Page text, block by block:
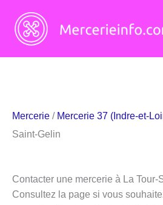
contenu
Mercerie / Mercerie 37 (Indre-et-
Saint-Gelin
Contacter une mercerie à La
Consultez la page si vous